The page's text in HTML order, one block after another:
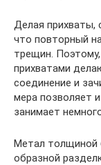
Делая прихваты,
что повторный
трещин.
прихватами
соединение и
мера позволяет
занимает
Метал толщиной
образной